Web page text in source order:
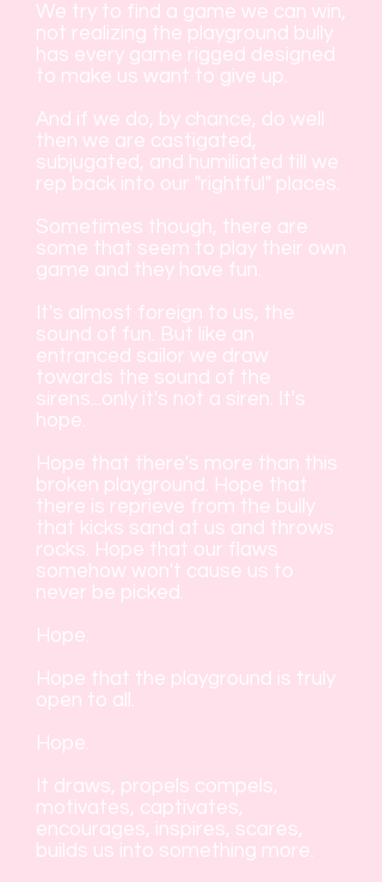
We try to find a game we can win,
not realizing the playground bully
has every game rigged designed
to make us want to give up.
And if we do, by chance, do well
then we are castigated,
subjugated, and humiliated till we
rep back into our "rightful" places.
Sometimes though, there are
some that seem to play their own
game and they have fun.
It's almost foreign to us, the
sound of fun. But like an
entranced sailor we draw
towards the sound of the
sirens...only it's not a siren. It's
hope.
Hope that there's more than this
broken playground. Hope that
there is reprieve from the bully
that kicks sand at us and throws
rocks. Hope that our flaws
somehow won't cause us to
never be picked.
Hope.
Hope that the playground is truly
open to all.
Hope.
It draws, propels compels,
motivates, captivates,
encourages, inspires, scares,
builds us into something more.